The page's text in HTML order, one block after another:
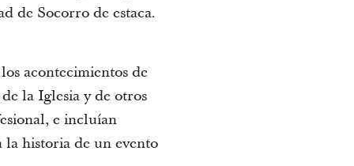
de Socorro de estaca.
acontecimientos de
la Iglesia y de otros
e incluían
la historia de un evento